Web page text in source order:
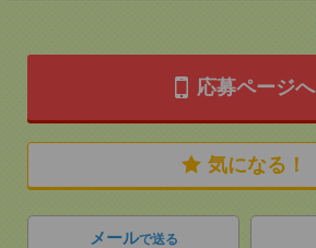
応募ページへ
気になる！
メールで送る